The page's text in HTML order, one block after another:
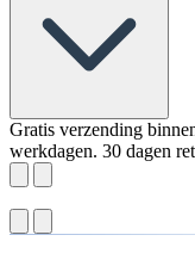
Gratis verzending
werkdagen. 30 dagen